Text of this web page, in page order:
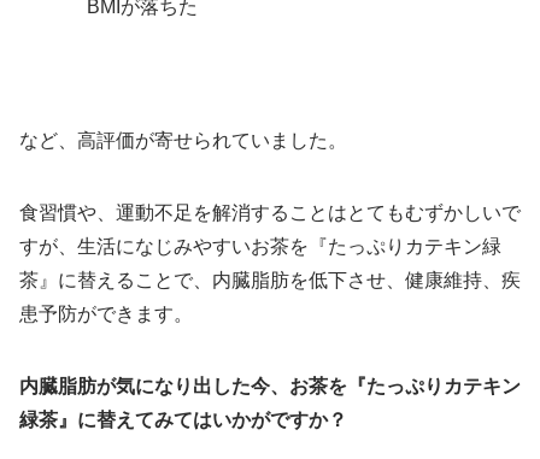
BMIが落ちた
など、高評価が寄せられていました。
食習慣や、運動不足を解消することはとてもむずかしいで
すが、生活になじみやすいお茶を『たっぷりカテキン緑
茶』に替えることで、内臓脂肪を低下させ、健康維持、疾
患予防ができます。
内臓脂肪が気になり出した今、お茶を『たっぷりカテキン
緑茶』に替えてみてはいかがですか？